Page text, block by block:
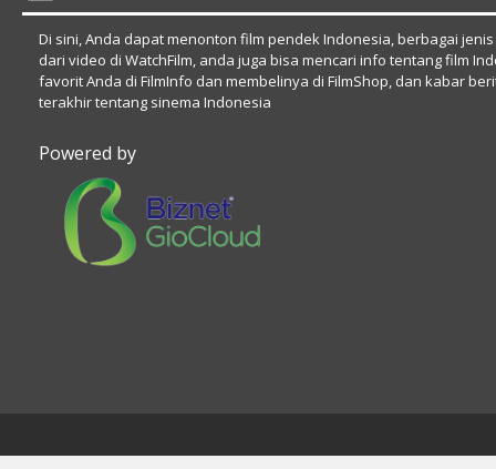
Di sini, Anda dapat menonton film pendek Indonesia, berbagai
dari video di WatchFilm, anda juga bisa mencari info tentang film
favorit Anda di FilmInfo dan membelinya di FilmShop, dan kabar
terakhir tentang sinema Indonesia
Powered by